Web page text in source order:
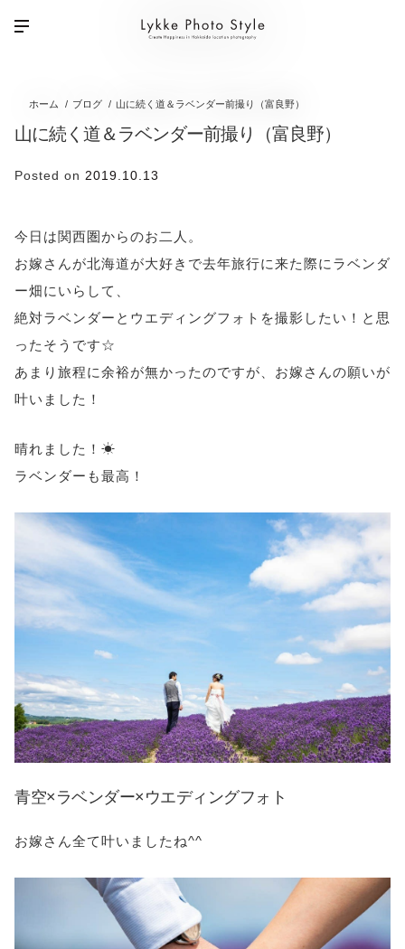
ホーム ブログ 山に続く道＆ラベンダー前撮り（富良野）
山に続く道＆ラベンダー前撮り（富良野）
Posted on 2019.10.13
今日は関西圏からのお二人。
お嫁さんが北海道が大好きで去年旅行に来た際にラベンダ
ー畑にいらして、
絶対ラベンダーとウエディングフォトを撮影したい！と思
ったそうです☆
あまり旅程に余裕が無かったのですが、お嫁さんの願いが
叶いました！
晴れました！☀
ラベンダーも最高！
青空×ラベンダー×ウエディングフォト
お嫁さん全て叶いましたね^^